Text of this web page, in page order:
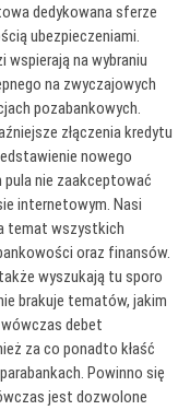
dedykowana sferze
ubezpieczeniami.
wspierają na wybraniu
na zwyczajowych
pozabankowych.
złączenia kredytu
nowego
nie zaakceptować
internetowym. Nasi
temat wszystkich
oraz finansów.
wyszukają tu sporo
brakuje tematów, jakim
debet
za co ponadto kłaść
Powinno się
jest dozwolone